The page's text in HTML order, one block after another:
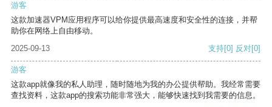
游客
这款加速器VPM应用程序可以给你提供最高速度和安全性的连接，并帮
助你在网络上自由移动。
2025-09-13
支持[0] 反对[0]
游客
这款app就像我的私人助理，随时随地为我的办公提供帮助。我经常需要
查找资料，这款app的搜索功能非常强大，能够快速找到我需要的信息。